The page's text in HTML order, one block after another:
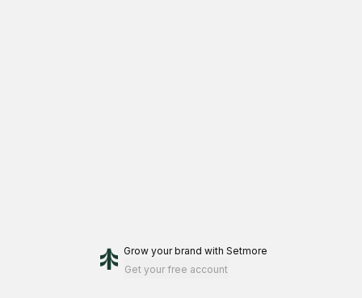
Grow your brand with Setmore
Get your free account